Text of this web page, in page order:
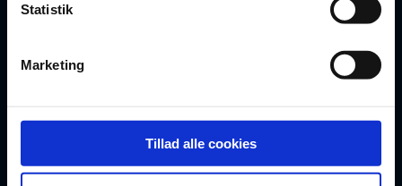
Statistik
Marketing
Tillad alle cookies
Erhvervslejekontrakt (Simpel)
Gældsbrev
Fuldmagter